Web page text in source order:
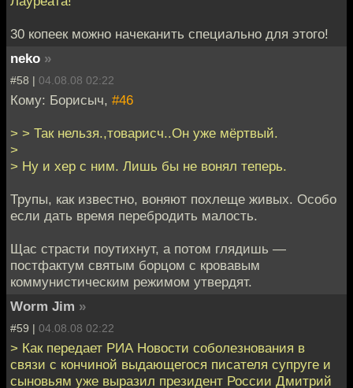
30 копеек можно начеканить специально для этого!
neko »
#58 | 04.08.08 02:22
Кому: Борисыч, #46
> > Так нельзя.,товарисч..Он уже мёртвый.
>
> Ну и хер с ним. Лишь бы не вонял теперь.
Трупы, как известно, воняют похлеще живых. Особо
если дать время перебродить малость.
Щас страсти поутихнут, а потом глядишь —
постфактум святым борцом с кровавым
коммунистическим режимом утвердят.
Worm Jim »
#59 | 04.08.08 02:22
> Как передает РИА Новости соболезнования в
связи с кончиной выдающегося писателя супруге и
сыновьям уже выразил президент России Дмитрий